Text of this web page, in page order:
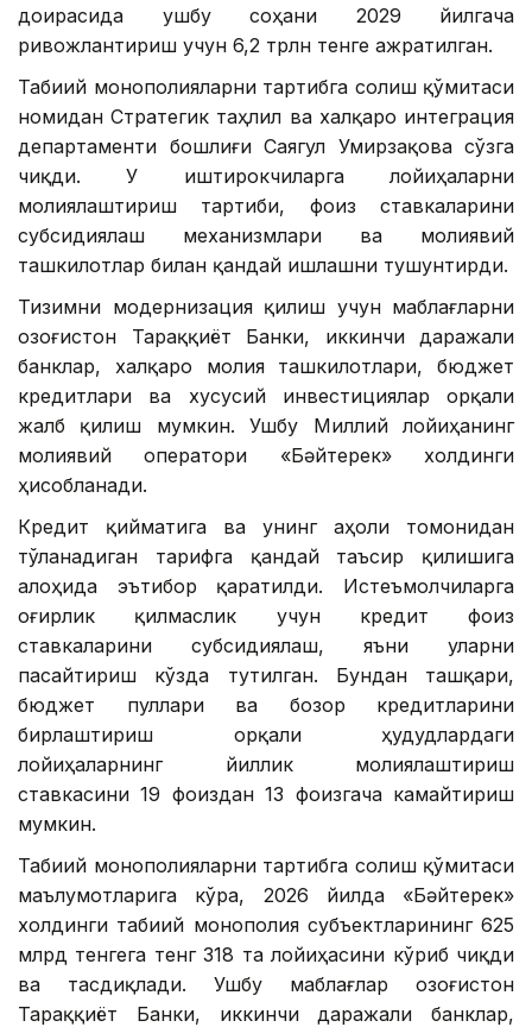
доирасида ушбу соҳани 2029 йилгача
ривожлантириш учун 6,2 трлн тенге ажратилган.
Табиий монополияларни тартибга солиш қўмитаси
номидан Стратегик таҳлил ва халқаро интеграция
департаменти бошлиғи Саягул Умирзақова сўзга
чиқди. У иштирокчиларга лойиҳаларни
молиялаштириш тартиби, фоиз ставкаларини
субсидиялаш механизмлари ва молиявий
ташкилотлар билан қандай ишлашни тушунтирди.
Тизимни модернизация қилиш учун маблағларни
Қозоғистон Тараққиёт Банки, иккинчи даражали
банклар, халқаро молия ташкилотлари, бюджет
кредитлари ва хусусий инвестициялар орқали
жалб қилиш мумкин. Ушбу Миллий лойиҳанинг
молиявий оператори «Бәйтерек» холдинги
ҳисобланади.
Кредит қийматига ва унинг аҳоли томонидан
тўланадиган тарифга қандай таъсир қилишига
алоҳида эътибор қаратилди. Истеъмолчиларга
оғирлик қилмаслик учун кредит фоиз
ставкаларини субсидиялаш, яъни уларни
пасайтириш кўзда тутилган. Бундан ташқари,
бюджет пуллари ва бозор кредитларини
бирлаштириш орқали ҳудудлардаги
лойиҳаларнинг йиллик молиялаштириш
ставкасини 19 фоиздан 13 фоизгача камайтириш
мумкин.
Табиий монополияларни тартибга солиш қўмитаси
маълумотларига кўра, 2026 йилда «Бәйтерек»
холдинги табиий монополия субъектларининг 625
млрд тенгега тенг 318 та лойиҳасини кўриб чиқди
ва тасдиқлади. Ушбу маблағлар Қозоғистон
Тараққиёт Банки, иккинчи даражали банклар,